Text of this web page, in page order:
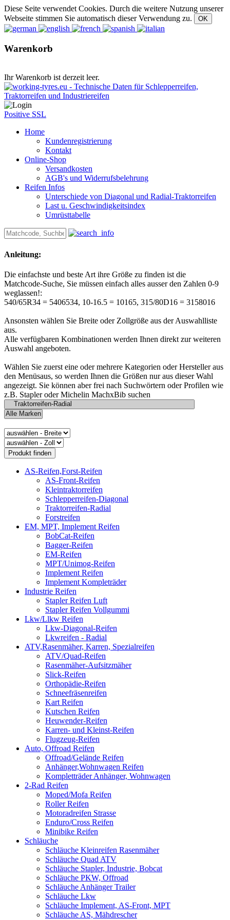
Diese Seite verwendet Cookies. Durch die weitere Nutzung unserer
Webseite stimmen Sie automatisch dieser Verwendung zu.
Warenkorb
Ihr Warenkorb ist derzeit leer.
Positive SSL
Home
Kundenregistrierung
Kontakt
Online-Shop
Versandkosten
AGB's und Widerrufsbelehrung
Reifen Infos
Unterschiede von Diagonal und Radial-Traktorreifen
Last u. Geschwindigkeitsindex
Umrüsttabelle
Anleitung:
Die einfachste und beste Art ihre Größe zu finden ist die
Matchcode-Suche, Sie müssen einfach alles ausser den Zahlen 0-9
weglassen!:
540/65R34 = 5406534, 10-16.5 = 10165, 315/80D16 = 3158016
Ansonsten wählen Sie Breite oder Zollgröße aus der Auswahlliste
aus.
Alle verfügbaren Kombinationen werden Ihnen direkt zur weiteren
Auswahl angeboten.
Wählen Sie zuerst eine oder mehrere Kategorien oder Hersteller aus
den Menüsaus, so werden Ihnen die Größen nur aus dieser Wahl
angezeigt. Sie können aber frei nach Suchwörtern oder Profilen wie
z.B. Stapler oder Michelin MachxBib suchen
AS-Reifen,Forst-Reifen
AS-Front-Reifen
Kleintraktorreifen
Schlepperreifen-Diagonal
Traktorreifen-Radial
Forstreifen
EM, MPT, Implement Reifen
BobCat-Reifen
Bagger-Reifen
EM-Reifen
MPT/Unimog-Reifen
Implement Reifen
Implement Kompleträder
Industrie Reifen
Stapler Reifen Luft
Stapler Reifen Vollgummi
Lkw/Llkw Reifen
Lkw-Diagonal-Reifen
Lkwreifen - Radial
ATV,Rasenmäher, Karren, Spezialreifen
ATV/Quad-Reifen
Rasenmäher-Aufsitzmäher
Slick-Reifen
Orthopädie-Reifen
Schneefräsenreifen
Kart Reifen
Kutschen Reifen
Heuwender-Reifen
Karren- und Kleinst-Reifen
Flugzeug-Reifen
Auto, Offroad Reifen
Offroad/Gelände Reifen
Anhänger,Wohnwagen Reifen
Kompletträder Anhänger, Wohnwagen
2-Rad Reifen
Moped/Mofa Reifen
Roller Reifen
Motoradreifen Strasse
Enduro/Cross Reifen
Minibike Reifen
Schläuche
Schläuche Kleinreifen Rasenmäher
Schläuche Quad ATV
Schläuche Stapler, Industrie, Bobcat
Schläuche PKW, Offroad
Schläuche Anhänger Trailer
Schläuche Lkw
Schläuche Implement, AS-Front, MPT
Schläuche AS, Mähdrescher